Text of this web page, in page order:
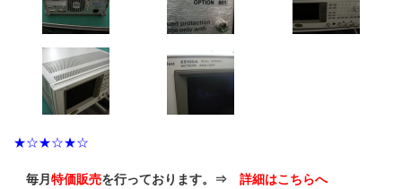
★☆★☆★☆
毎月 特価販売を行っております。⇒ 詳細はこちらへ